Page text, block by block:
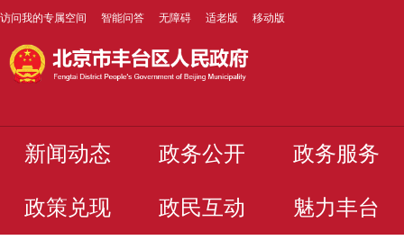
访问我的专属空间 智能问答 无障碍 适老版 移动版
新闻动态 政务公开 政务服务
政策兑现 政民互动 魅力丰台